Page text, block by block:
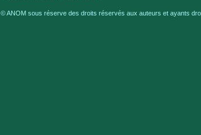
© ANOM sous réserve des droits réservés aux auteurs et ayants